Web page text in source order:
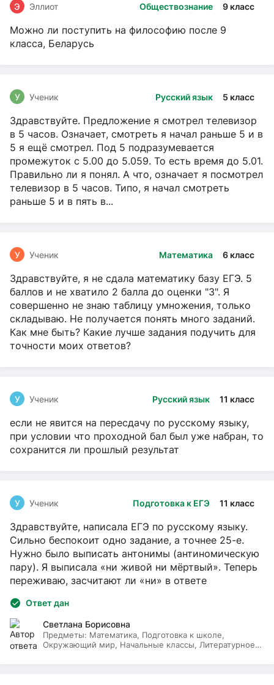
Обществознание 9 класс
Э Эллиот
Можно ли поступить на философию после 9
класса, Беларусь
Русский язык 5 класс
У Ученик
Здравствуйте. Предложение я смотрел телевизор
в 5 часов. Означает, смотреть я начал раньше 5 и в
5 я ещё смотрел. Под 5 подразумевается
промежуток с 5.00 до 5.059. То есть время до 5.01.
Правильно ли я понял. А что, означает я посмотрел
телевизор в 5 часов. Типо, я начал смотреть
раньше 5 и в пять в...
Математика 6 класс
У Ученик
Здравствуйте, я не сдала математику базу ЕГЭ. 5
баллов и не хватило 2 балла до оценки "3". Я
совершенно не знаю таблицу умножения, только
складываю. Не получается понять много заданий.
Как мне быть? Какие лучше задания подучить для
точности моих ответов?
Русский язык 11 класс
У Ученик
если не явится на пересдачу по русскому языку,
при условии что проходной бал был уже набран, то
сохранится ли прошлый результат
Подготовка к ЕГЭ 11 класс
У Ученик
Здравствуйте, написала ЕГЭ по русскому языку.
Сильно беспокоит одно задание, а точнее 25-е.
Нужно было выписать антонимы (антиномическую
пару). Я выписала «ни живой ни мёртвый». Теперь
переживаю, засчитают ли «ни» в ответе
Ответ дан
Светлана Борисовна
Предметы: Математика, Подготовка к школе,
Окружающий мир, Начальные классы, Литературное